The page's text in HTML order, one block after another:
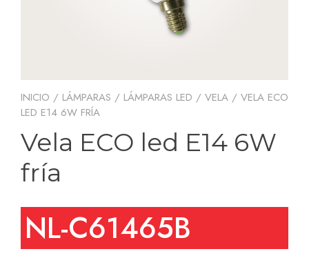
INICIO / LÁMPARAS / LÁMPARAS LED / VELA / VELA ECO
LED E14 6W FRÍA
Vela ECO led E14 6W
fría
NL-C61465B